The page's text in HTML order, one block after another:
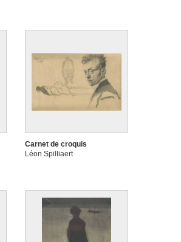
Carnet de croquis
Léon Spilliaert